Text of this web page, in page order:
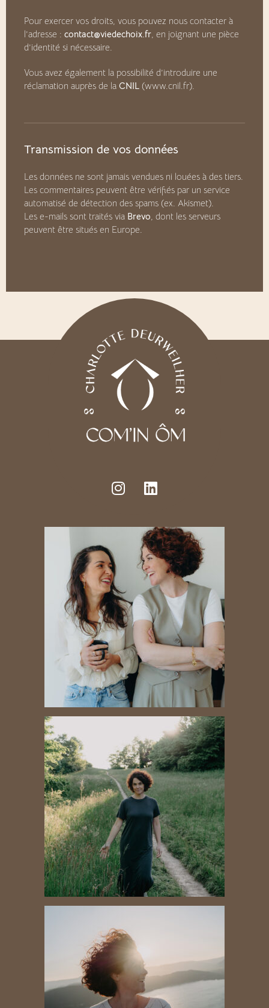
Pour exercer vos droits, vous pouvez nous contacter à
l’adresse : contact@viedechoix.fr, en joignant une pièce
d’identité si nécessaire.
Vous avez également la possibilité d’introduire une
réclamation auprès de la CNIL (www.cnil.fr).
Transmission de vos données
Les données ne sont jamais vendues ni louées à des tiers.
Les commentaires peuvent être vérifiés par un service
automatisé de détection des spams (ex. Akismet).
Les e-mails sont traités via Brevo, dont les serveurs
peuvent être situés en Europe.